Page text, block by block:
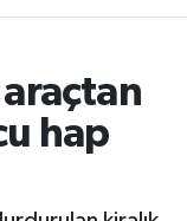
hap